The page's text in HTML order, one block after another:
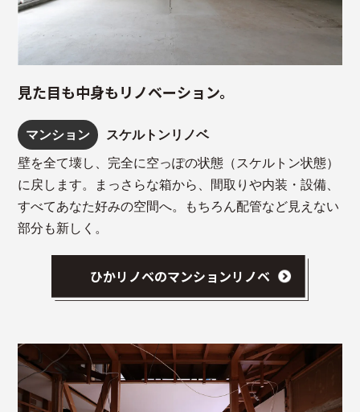
見た目も中身もリノベーション。
マンション スケルトンリノベ
壁を全て壊し、完全に空っぽの状態（スケルトン状態）
に戻します。まっさらな箱から、間取りや内装・設備、
すべてあなた好みの空間へ。もちろん配管など見えない
部分も新しく。
ひかリノベのマンションリノベ